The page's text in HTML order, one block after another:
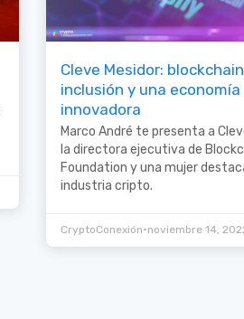
Cleve Mesidor:
inclusión y una economía
innovadora
Marco André te presenta a
la directora ejecutiva de
Foundation y una mujer
industria cripto.
CryptoConexión•noviembre 14,